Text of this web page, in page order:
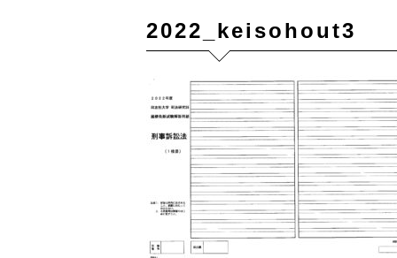
2022_keisohout3